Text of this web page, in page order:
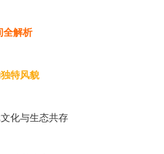
全解析
特风貌
化与生态共存